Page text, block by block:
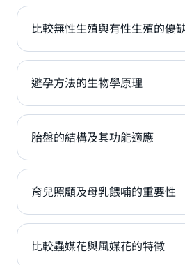
比較無性生殖與有性生殖的優
避孕方法的生物學原理
胎盤的結構及其功能適應
育兒照顧及母乳餵哺的重要性
比較蟲媒花與風媒花的特徵